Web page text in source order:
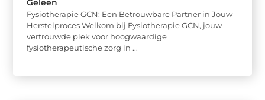
Geleen
Fysiotherapie GCN: Een Betrouwbare Partner in Jouw
Herstelproces Welkom bij Fysiotherapie GCN, jouw
vertrouwde plek voor hoogwaardige
fysiotherapeutische zorg in ...